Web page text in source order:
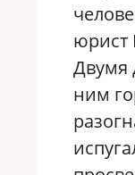
юрист
Двумя
ним